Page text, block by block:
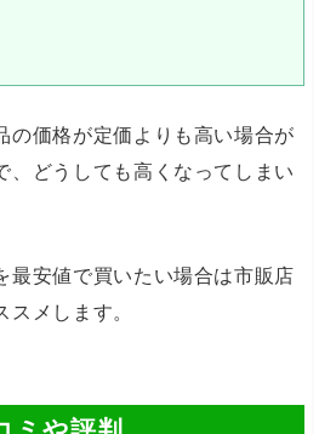
の価格が定価よりも高い場合が
、どうしても高くなってしまい
最安値で買いたい場合は市販店
メします。